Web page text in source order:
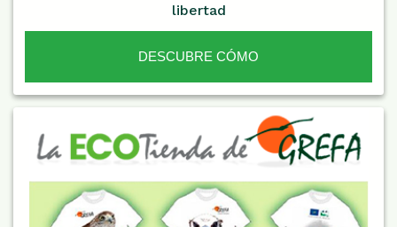
libertad
DESCUBRE CÓMO